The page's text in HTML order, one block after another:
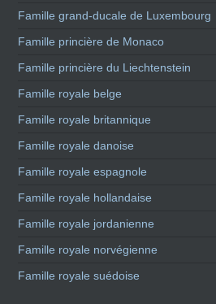
Famille grand-ducale de Luxembourg
Famille princière de Monaco
Famille princière du Liechtenstein
Famille royale belge
Famille royale britannique
Famille royale danoise
Famille royale espagnole
Famille royale hollandaise
Famille royale jordanienne
Famille royale norvégienne
Famille royale suédoise